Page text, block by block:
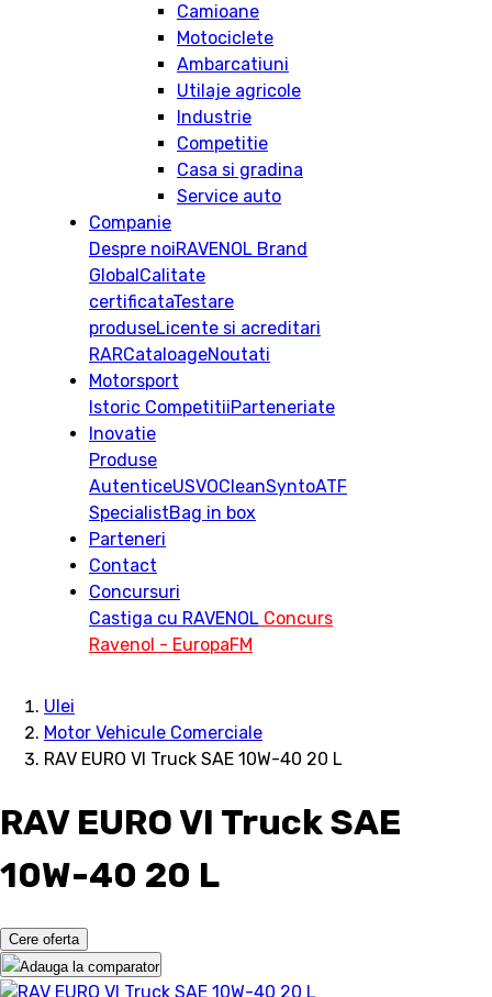
Camioane
Motociclete
Ambarcatiuni
Utilaje agricole
Industrie
Competitie
Casa si gradina
Service auto
Companie
Despre noiRAVENOL Brand
GlobalCalitate
certificataTestare
produseLicente si acreditari
RARCataloageNoutati
Motorsport
Istoric CompetitiiParteneriate
Inovatie
Produse
AutenticeUSVOCleanSyntoATF
SpecialistBag in box
Parteneri
Contact
Concursuri
Castiga cu RAVENOL Concurs
Ravenol - EuropaFM
Ulei
Motor Vehicule Comerciale
RAV EURO VI Truck SAE 10W-40 20 L
RAV EURO VI Truck SAE
10W-40 20 L
Cere oferta
Adauga la comparator